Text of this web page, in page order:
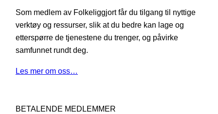
Som medlem av Folkeliggjort får du tilgang til nyttige
verktøy og ressurser, slik at du bedre kan lage og
etterspørre de tjenestene du trenger, og påvirke
samfunnet rundt deg.
Les mer om oss…
BETALENDE MEDLEMMER